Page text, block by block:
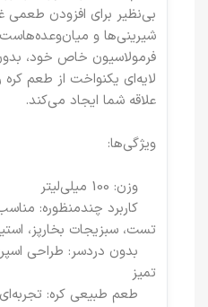
بی‌نظیر برای افزودن طعمی
شیرینی‌ها و
فرمولاسیون خاص خود،
لایه‌ای یکنواخت از طعم
علاقه شما ایجاد می‌کند.
ویژگی‌ها:
وزن: 100 میلی‌لیتر
کاربرد چندمنظوره:
تست، سبزیجات بخارپز،
بدون دردسر: طراحی
تمیز
طعم طبیعی کره: